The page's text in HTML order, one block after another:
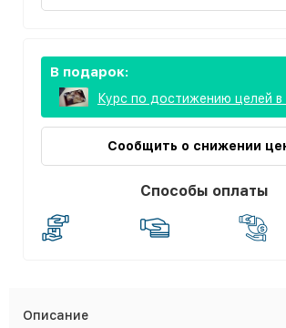
В подарок:
Курс по достижению целей в
Сообщить о снижении
Способы оплаты
Описание